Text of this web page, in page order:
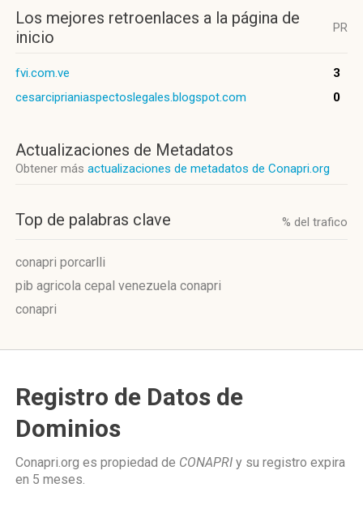
Los mejores retroenlaces a la página de
inicio
PR
fvi.com.ve
3
cesarciprianiaspectoslegales.blogspot.com
0
Actualizaciones de Metadatos
Obtener más actualizaciones de metadatos de Conapri.org
Top de palabras clave % del trafico
conapri porcarlli
pib agricola cepal venezuela conapri
conapri
Registro de Datos de
Dominios
Conapri.org es propiedad de CONAPRI y su registro expira
en 5 meses.